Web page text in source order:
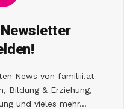
News von familiii.at
Bildung & Erziehung,
und vieles mehr...